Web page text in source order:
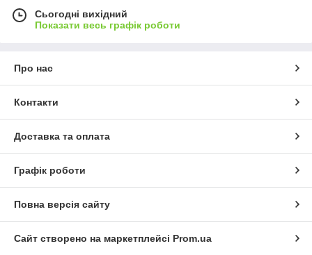
Сьогодні вихідний
Показати весь графік роботи
Про нас
Контакти
Доставка та оплата
Графік роботи
Повна версія сайту
Сайт створено на маркетплейсі Prom.ua